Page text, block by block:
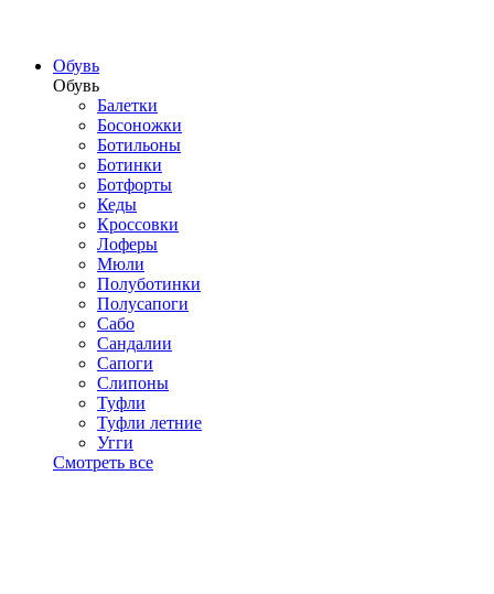
Обувь
Обувь
Балетки
Босоножки
Ботильоны
Ботинки
Ботфорты
Кеды
Кроссовки
Лоферы
Мюли
Полуботинки
Полусапоги
Сабо
Сандалии
Сапоги
Слипоны
Туфли
Туфли летние
Угги
Смотреть все